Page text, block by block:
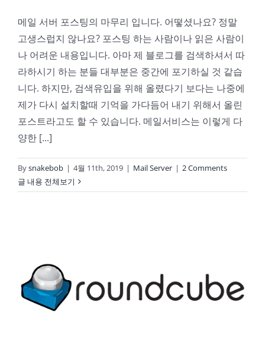
메일 서버 포스팅의 마무리 입니다. 어떻셨나요? 정말
고생스럽지 않나요? 포스팅 하는 사람이나 읽은 사람이
나 어려운 내용입니다. 아마 제 블로그를 검색하셔서 따
라하시기 하는 분들 대부분은 중간에 포기하실 것 같습
니다. 하지만, 검색유입을 위해 올렸다기 보다는 나중에
제가 다시 설치할때 기억을 가다듬어 내기 위해서 올린
포스트라고도 할 수 있습니다. 메일서비스는 이렇게 다
양한 [...]
Bysnakebob | 4월 11th, 2019 | Mail Server | 2 Comments
글 내용 전체보기